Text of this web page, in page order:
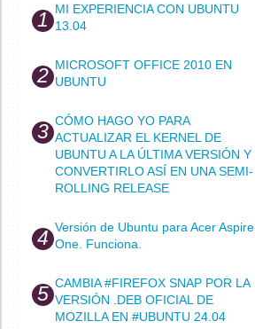
MI EXPERIENCIA CON UBUNTU
13.04
MICROSOFT OFFICE 2010 EN
UBUNTU
CÓMO HAGO YO PARA
ACTUALIZAR EL KERNEL DE
UBUNTU A LA ÚLTIMA VERSIÓN Y
CONVERTIRLO ASÍ EN UNA SEMI-
ROLLING RELEASE
Versión de Ubuntu para Acer Aspire
One. Funciona.
CAMBIA #FIREFOX SNAP POR LA
VERSIÓN .DEB OFICIAL DE
MOZILLA EN #UBUNTU 24.04